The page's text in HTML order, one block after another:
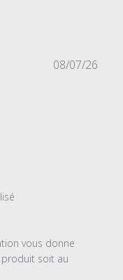
vous donne
soit au
08/07/26